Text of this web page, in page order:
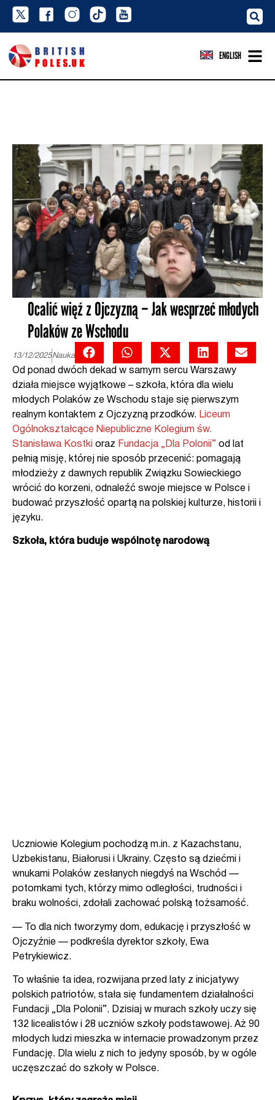
ENGLISH
Ocalić więź z Ojczyzną – Jak wesprzeć młodych
Polaków ze Wschodu
13/12/2025Nauka
Od ponad dwóch dekad w samym sercu Warszawy
działa miejsce wyjątkowe – szkoła, która dla wielu
młodych Polaków ze Wschodu staje się pierwszym
realnym kontaktem z Ojczyzną przodków. Liceum
Ogólnokształcące Niepubliczne Kolegium św.
Stanisława Kostki oraz Fundacja „Dla Polonii” od lat
pełnią misję, której nie sposób przecenić: pomagają
młodzieży z dawnych republik Związku Sowieckiego
wrócić do korzeni, odnaleźć swoje miejsce w Polsce i
budować przyszłość opartą na polskiej kulturze, historii i
języku.
Szkoła, która buduje wspólnotę narodową
Uczniowie Kolegium pochodzą m.in. z Kazachstanu,
Uzbekistanu, Białorusi i Ukrainy. Często są dziećmi i
wnukami Polaków zesłanych niegdyś na Wschód —
potomkami tych, którzy mimo odległości, trudności i
braku wolności, zdołali zachować polską tożsamość.
— To dla nich tworzymy dom, edukację i przyszłość w
Ojczyźnie — podkreśla dyrektor szkoły, Ewa
Petrykiewicz.
To właśnie ta idea, rozwijana przed laty z inicjatywy
polskich patriotów, stała się fundamentem działalności
Fundacji „Dla Polonii”. Dzisiaj w murach szkoły uczy się
132 licealistów i 28 uczniów szkoły podstawowej. Aż 90
młodych ludzi mieszka w internacie prowadzonym przez
Fundację. Dla wielu z nich to jedyny sposób, by w ogóle
uczęszczać do szkoły w Polsce.